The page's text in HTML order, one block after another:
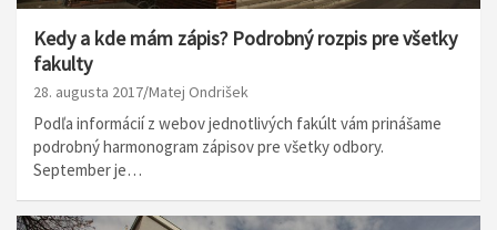
Kedy a kde mám zápis? Podrobný rozpis pre všetky
fakulty
28. augusta 2017 Matej Ondrišek
Podľa informácií z webov jednotlivých fakúlt vám prinášame
podrobný harmonogram zápisov pre všetky odbory.
September je…